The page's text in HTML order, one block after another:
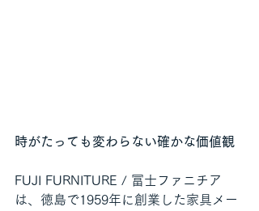
時がたっても変わらない確かな価値観
FUJI FURNITURE / 冨士ファニチア
は、徳島で1959年に創業した家具メー